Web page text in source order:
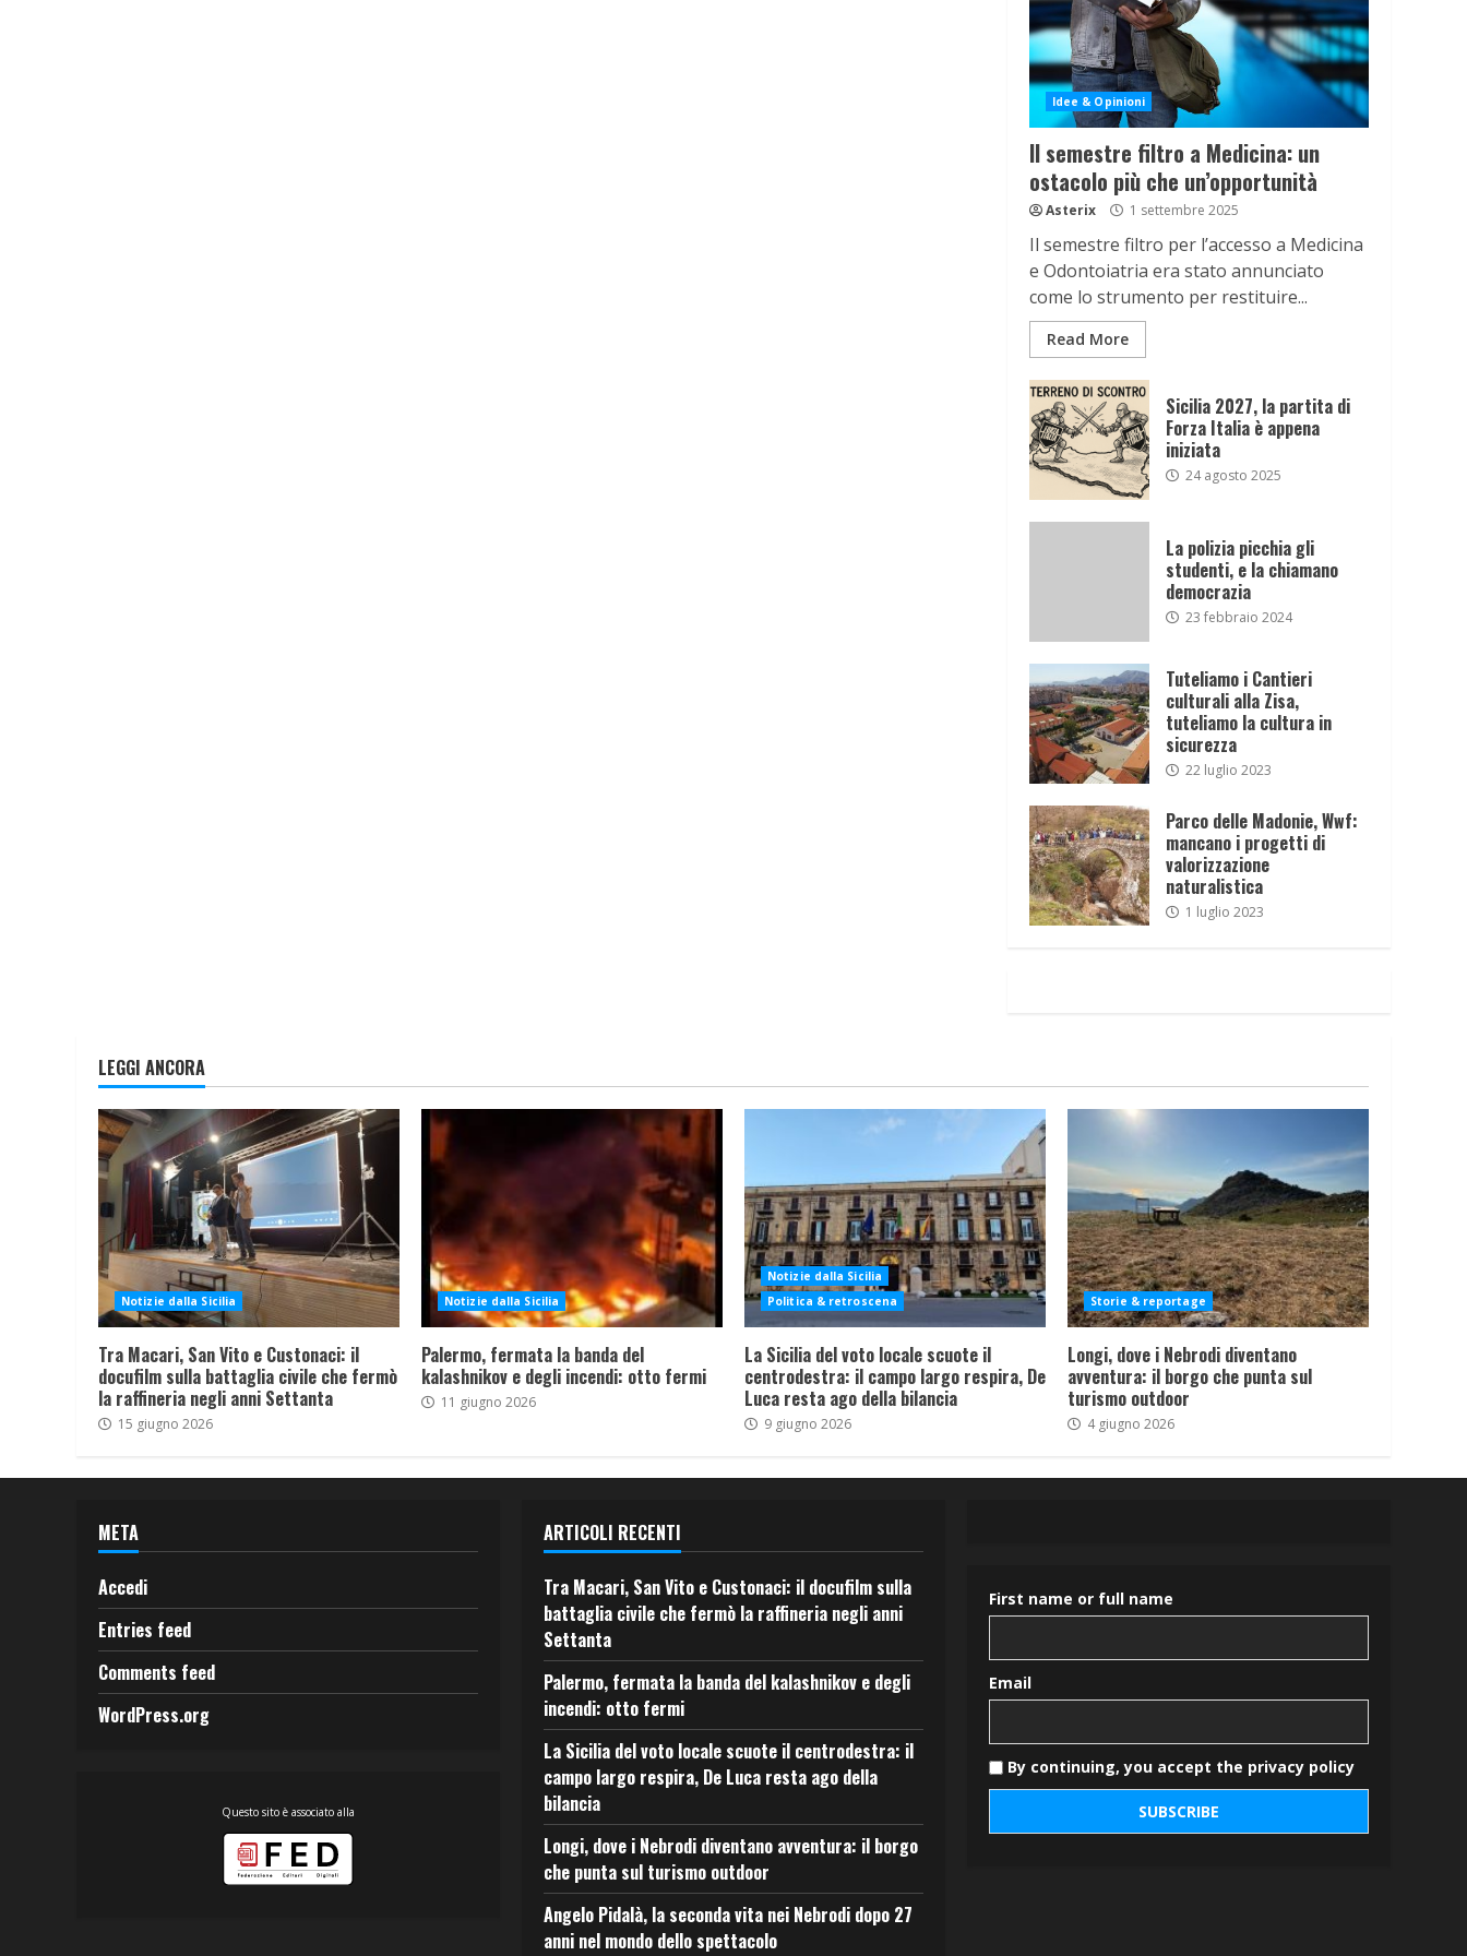
Idee & Opinioni
Il semestre filtro a Medicina: un
ostacolo più che un’opportunità
Asterix 1 settembre 2025
Il semestre filtro per l’accesso a Medicina
e Odontoiatria era stato annunciato
come lo strumento per restituire...
Read More
Sicilia 2027, la partita di
Forza Italia è appena
iniziata
24 agosto 2025
La polizia picchia gli
studenti, e la chiamano
democrazia
23 febbraio 2024
Tuteliamo i Cantieri
culturali alla Zisa,
tuteliamo la cultura in
sicurezza
22 luglio 2023
Parco delle Madonie, Wwf:
mancano i progetti di
valorizzazione
naturalistica
1 luglio 2023
LEGGI ANCORA
Notizie dalla Sicilia
Tra Macari, San Vito e Custonaci: il
docufilm sulla battaglia civile che fermò
la raffineria negli anni Settanta
15 giugno 2026
Notizie dalla Sicilia
Palermo, fermata la banda del
kalashnikov e degli incendi: otto fermi
11 giugno 2026
Notizie dalla Sicilia
Politica & retroscena
La Sicilia del voto locale scuote il
centrodestra: il campo largo respira, De
Luca resta ago della bilancia
9 giugno 2026
Storie & reportage
Longi, dove i Nebrodi diventano
avventura: il borgo che punta sul
turismo outdoor
4 giugno 2026
META
Accedi
Entries feed
Comments feed
WordPress.org
Questo sito è associato alla
ARTICOLI RECENTI
Tra Macari, San Vito e Custonaci: il docufilm sulla
battaglia civile che fermò la raffineria negli anni
Settanta
Palermo, fermata la banda del kalashnikov e degli
incendi: otto fermi
La Sicilia del voto locale scuote il centrodestra: il
campo largo respira, De Luca resta ago della
bilancia
Longi, dove i Nebrodi diventano avventura: il borgo
che punta sul turismo outdoor
Angelo Pidalà, la seconda vita nei Nebrodi dopo 27
anni nel mondo dello spettacolo
First name or full name
Email
By continuing, you accept the privacy policy